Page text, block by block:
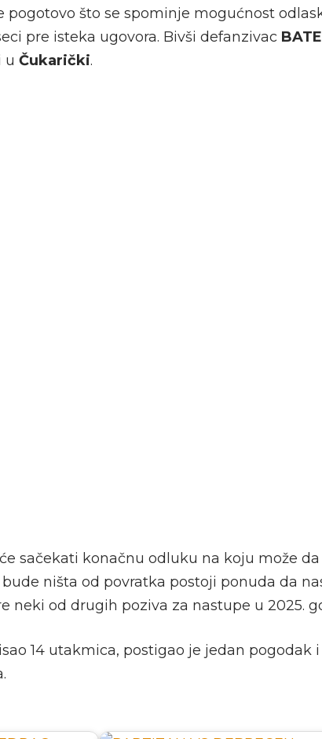
pogotovo što se spominje mogućnost
pre isteka ugovora. Bivši defanzivac
u Čukarički.
će sačekati konačnu odluku na koju može
bude ništa od povratka postoji ponuda da
neki od drugih poziva za nastupe u 2025.
14 utakmica, postigao je jedan pogodak